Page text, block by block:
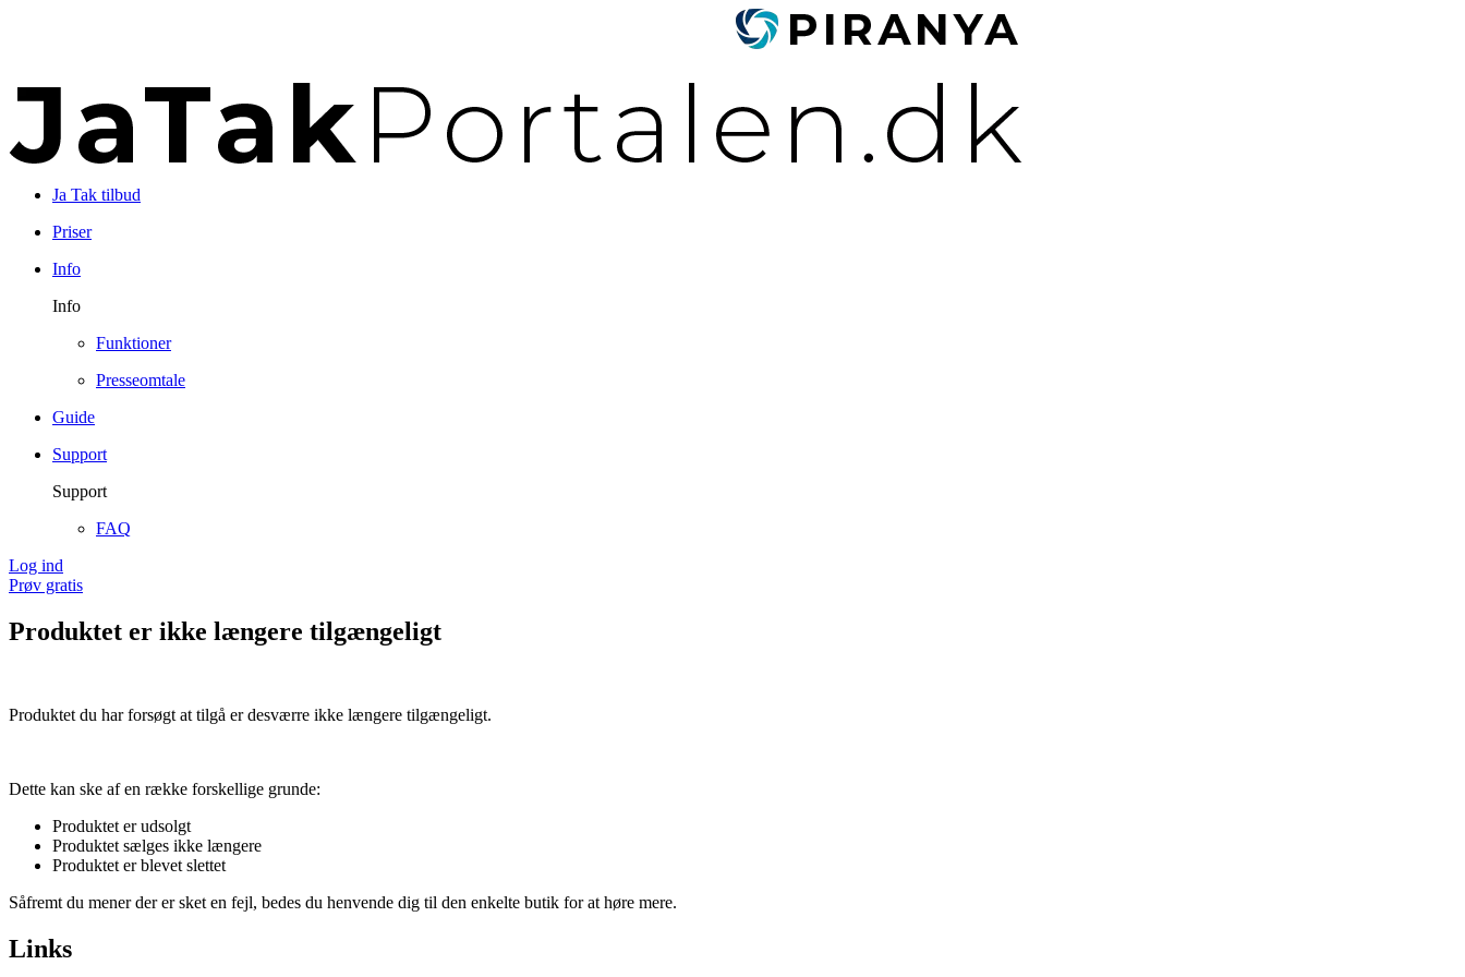
Ja Tak tilbud
Priser
Info
Info
Funktioner
Presseomtale
Guide
Support
Support
FAQ
Log ind
Prøv gratis
Produktet er ikke længere tilgængeligt
Produktet du har forsøgt at tilgå er desværre ikke længere tilgængeligt.
Dette kan ske af en række forskellige grunde:
Produktet er udsolgt
Produktet sælges ikke længere
Produktet er blevet slettet
Såfremt du mener der er sket en fejl, bedes du henvende dig til den enkelte butik for at høre mere.
Links